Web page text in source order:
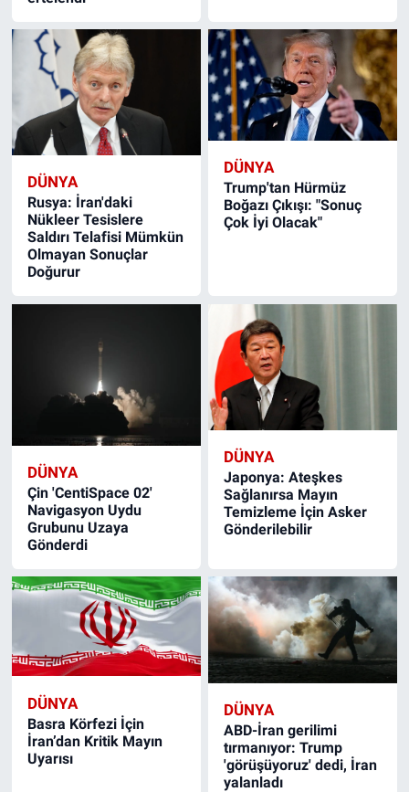
DÜNYA
Rusya: İran'daki
Nükleer Tesislere
Saldırı Telafisi Mümkün
Olmayan Sonuçlar
Doğurur
DÜNYA
Trump'tan Hürmüz
Boğazı Çıkışı: "Sonuç
Çok İyi Olacak"
DÜNYA
Çin 'CentiSpace 02'
Navigasyon Uydu
Grubunu Uzaya
Gönderdi
DÜNYA
Japonya: Ateşkes
Sağlanırsa Mayın
Temizleme İçin Asker
Gönderilebilir
DÜNYA
Basra Körfezi İçin
İran’dan Kritik Mayın
Uyarısı
DÜNYA
ABD-İran gerilimi
tırmanıyor: Trump
'görüşüyoruz' dedi, İran
yalanladı